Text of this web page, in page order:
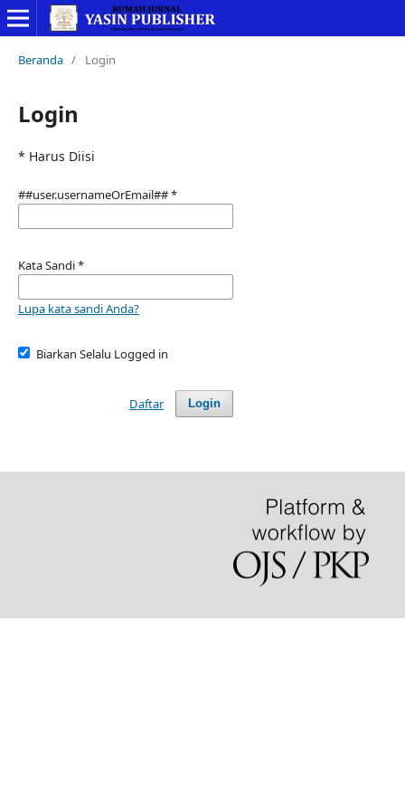
Beranda / Login
Login
* Harus Diisi
##user.usernameOrEmail##*
Kata Sandi*
Lupa kata sandi Anda?
Biarkan Selalu Logged in
Login
Daftar